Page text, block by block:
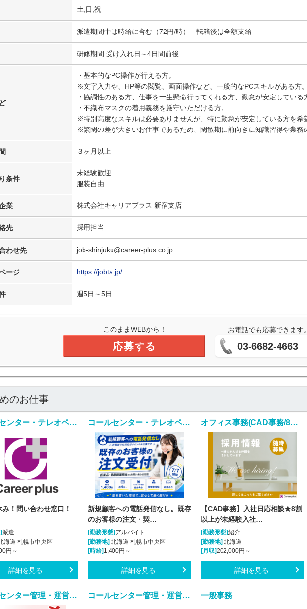
土,日,祝
派遣期間中は時給に含む（72円/時） 転籍後は全額支給
研修期間 受け入れ日～4日間前後
・基本的なPC操作が行える方。
※文字入力や、HP等の閲覧、画面操作など、一般的なPCスキルがある方
・協調性のある方、仕事を一生懸命行ってくれる方、勤怠が安定している
・不織布マスクの着用義務を厳守いただける方。
※特別高度なスキルは必要ありませんが、特に勤怠が安定している方を希
※繁閑の差が大きいお仕事であるため、閑散期に前向きに知識習得や業務
３ヶ月以上
条件
未経験歓迎
服装自由
業 株式会社キャリアプラス 新宿支店
先 採用担当
わせ先 job-shinjuku@career-plus.co.jp
ージ https://jobta.jp/
週5日～5日
このままWEBから！
応募する
お電話でも応募できます
03-6682-4663
のお仕事
コールセンター・テレオペ（受信）(勤怠管理システムヘルプデスク)
み！問い合わせ窓口！
派遣
海道 札幌市中央区
円～
詳細を見る
コールセンター・テレオペ（受信）(7/7開始｜医薬品通販の注文・契約サポート｜週4日～)
新規顧客への電話発信なし。既存
のお客様の注文・契…
[勤務形態] アルバイト
[勤務地] 北海道 札幌市中央区
[時給] 1,400円～
詳細を見る
オフィス事務(CAD事務/8割以上が未経験入社/完全週休2日)
【CAD事務】入社日応相談★8割
以上が未経験入社…
[勤務形態]紹介
[勤務地] 北海道
[月収]202,000円～
詳細を見る
コールセンター管理・運営（SV・リーダー）(医薬品通販受注業務) コールセンター管理・運営（SV・リーダー）(勤怠管理システムヘルプデスク) 一般事務